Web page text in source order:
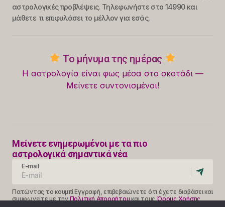
αστρολογικές προβλέψεις. Τηλεφωνήστε στο 14990 και
μάθετε τι επιφυλάσει το μέλλον για εσάς.
Το μήνυμα της ημέρας
Η αστρολογία είναι φως μέσα στο σκοτάδι —
Μείνετε συντονισμένοι!
Μείνετε ενημερωμένοι με τα πιο
αστρολογικά σημαντικά νέα
E-mail
Πατώντας το κουμπί Εγγραφή, επιβεβαιώνετε ότι έχετε διαβάσει και
συμφωνείτε με τηνΠολιτική Απορρήτουκαι τουςΌρους Χρήσης